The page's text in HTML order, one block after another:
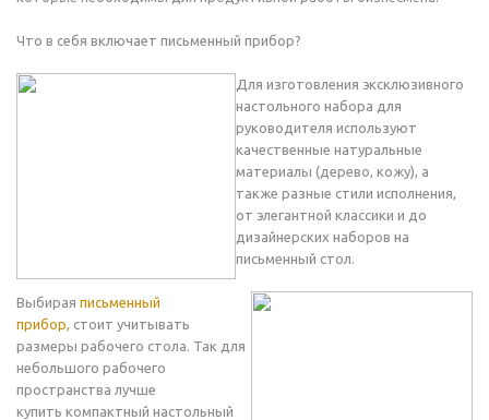
Что в себя включает письменный прибор?
Для изготовления эксклюзивного
настольного набора для
руководителя используют
качественные натуральные
материалы (дерево, кожу), а
также разные стили исполнения,
от элегантной классики и до
дизайнерских наборов на
письменный стол.
Выбирая письменный
прибор, стоит учитывать
размеры рабочего стола. Так для
небольшого рабочего
пространства лучше
купить компактный настольный